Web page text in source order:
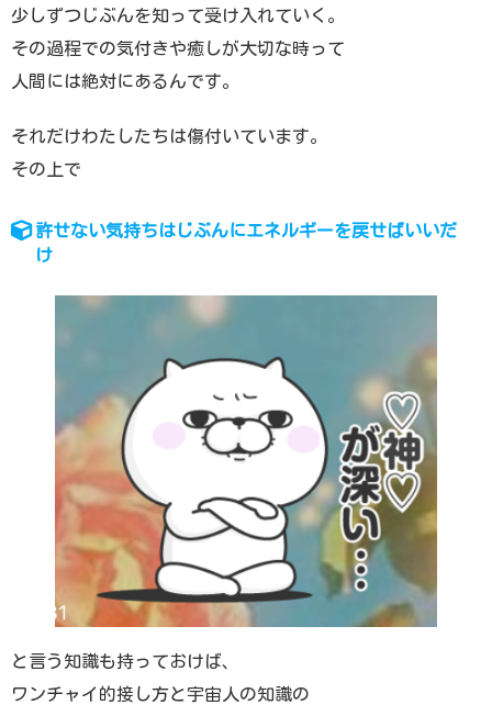
少しずつじぶんを知って受け入れていく。
その過程での気付きや癒しが大切な時って
人間には絶対にあるんです。
それだけわたしたちは傷付いています。
その上で
許せない気持ちはじぶんにエネルギーを戻せばいいだ
け
と言う知識も持っておけば、
ワンチャイ的接し方と宇宙人の知識の